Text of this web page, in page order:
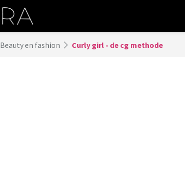
Beauty en fashion Curly girl - de cg methode